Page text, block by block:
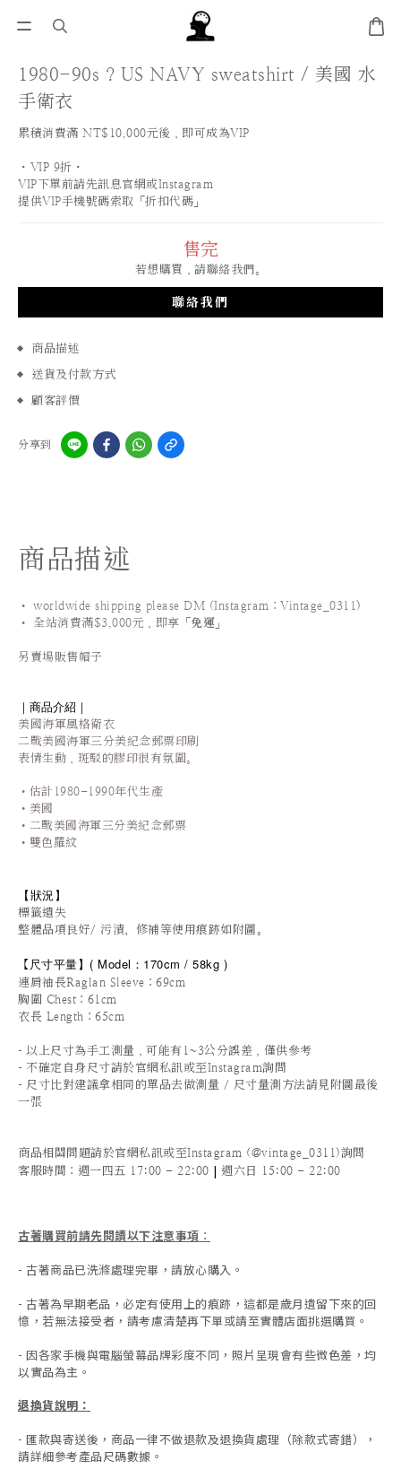
1980-90s ? US NAVY sweatshirt / 美國 水
手衛衣
累積消費滿 NT$10,000元後，即可成為VIP
・VIP 9折・
VIP下單前請先訊息官網或Instagram
提供VIP手機號碼索取「折扣代碼」
售完
若想購買，請聯絡我們。
聯絡我們
商品描述
送貨及付款方式
顧客評價
分享到
商品描述
• worldwide shipping please DM (Instagram：Vintage_0311)
• 全站消費滿$3,000元，即享「 免運 」
另賣場販售帽子
｜商品介紹｜
美國海軍風格衛衣
二戰美國海軍三分美紀念郵票印刷
表情生動，斑駁的膠印很有氛圍。
•估計1980-1990年代生產
•美國
• 二戰美國海軍三分美紀念郵票
•雙色羅紋
【狀況】
標籤遺失
整體品項良好/ 污漬、修補等使用痕跡如附圖。
【 尺寸平量】 ( Model：170cm / 58kg )
連肩袖長Raglan Sleeve ：69cm
胸圍 Chest：61cm
衣長 Length：65cm
- 以上尺寸為手工測量，可能有1~3公分誤差，僅供參考
- 不確定自身尺寸請於官網私訊或至Instagram詢問
- 尺寸比對建議拿相同的單品去做測量 / 尺寸量測方法請見附圖最後
一張
商品相關問題請於官網私訊或至Instagram (@vintage_0311)詢問
客服時間 ：週一四五 17:00 - 22:00 | 週六日 15:00 - 22:00
古著購買前請先閱讀以下注意事項 ：
- 古著商品已洗滌處理完畢，請放心購入。
- 古著為早期老品，必定有使用上的痕跡，這都是歲月遺留下來的回
憶，若無法接受者，請考慮清楚再下單或請至實體店面挑選購買。
- 因各家手機與電腦螢幕品牌彩度不同，照片呈現會有些微色差，均
以實品為主。
退換貨說明：
- 匯款與寄送後，商品一律不做退款及退換貨處理（除款式寄錯），
請詳細參考產品尺碼數據 。